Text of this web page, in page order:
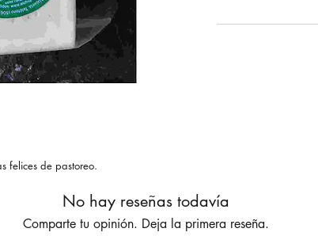
felices de pastoreo.
No hay reseñas todavía
Comparte tu opinión. Deja la primera reseña.